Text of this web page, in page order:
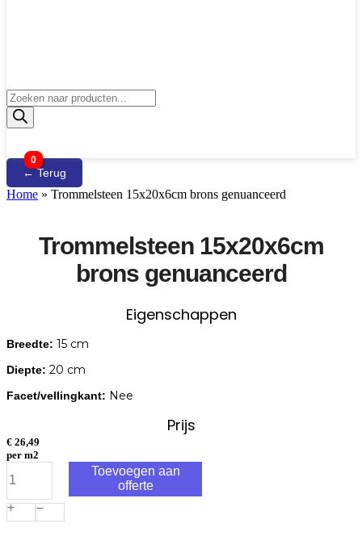
Producten
zoeken
0
← Terug
Home » Trommelsteen 15x20x6cm brons genuanceerd
Trommelsteen 15x20x6cm
brons genuanceerd
Eigenschappen
Breedte: 15 cm
Diepte: 20 cm
Facet/vellingkant: Nee
Prijs
€ 26,49
per m2
15x20x6cm
brons
genuanceerd
aantal
Toevoegen aan
offerte